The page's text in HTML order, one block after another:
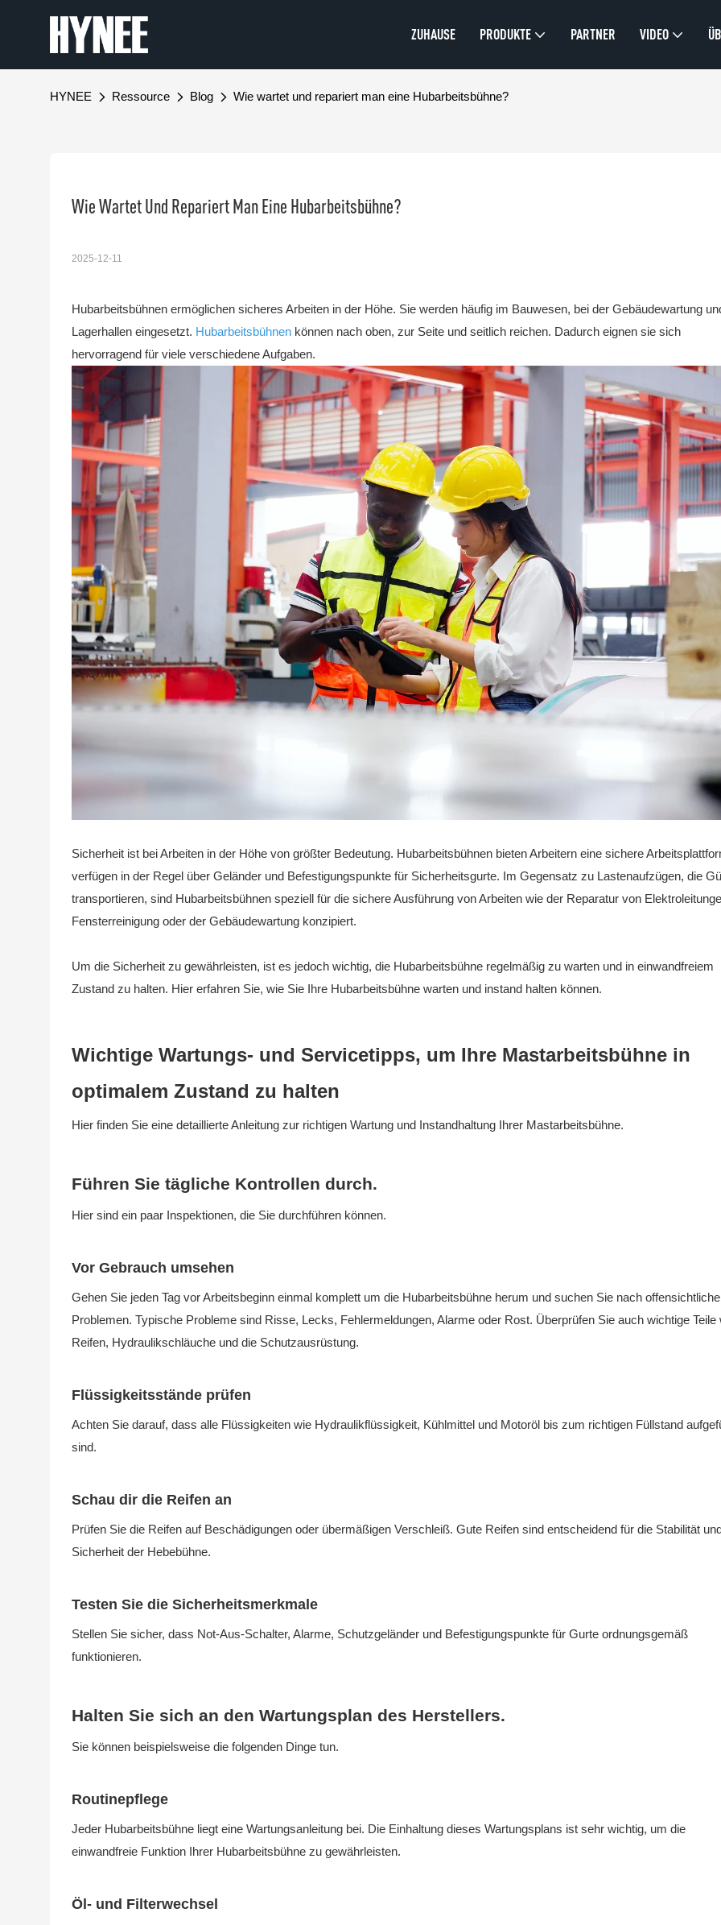
ZUHAUSE PRODUKTE PARTNER VIDEO
HYNEE Ressource Blog Wie wartet und repariert man eine Hubarbeitsbühne?
Wie Wartet Und Repariert Man Eine Hubarbeitsbühne?
2025-12-11
Hubarbeitsbühnen ermöglichen sicheres Arbeiten in der Höhe. Sie werden häufig im Bauwesen, bei der Gebäudewartung
Lagerhallen eingesetzt. Hubarbeitsbühnenkönnen nach oben, zur Seite und seitlich reichen. Dadurch eignen sie sich
hervorragend für viele verschiedene Aufgaben.
Sicherheit ist bei Arbeiten in der Höhe von größter Bedeutung. Hubarbeitsbühnen bieten Arbeitern eine sichere
verfügen in der Regel über Geländer und Befestigungspunkte für Sicherheitsgurte. Im Gegensatz zu Lastenaufzügen, die
transportieren, sind Hubarbeitsbühnen speziell für die sichere Ausführung von Arbeiten wie der Reparatur von
Fensterreinigung oder der Gebäudewartung konzipiert.
Um die Sicherheit zu gewährleisten, ist es jedoch wichtig, die Hubarbeitsbühne regelmäßig zu warten und in einwandfreiem
Zustand zu halten. Hier erfahren Sie, wie Sie Ihre Hubarbeitsbühne warten und instand halten können.
Wichtige Wartungs- und Servicetipps, um Ihre Mastarbeitsbühne in
optimalem Zustand zu halten
Hier finden Sie eine detaillierte Anleitung zur richtigen Wartung und Instandhaltung Ihrer Mastarbeitsbühne.
Führen Sie tägliche Kontrollen durch.
Hier sind ein paar Inspektionen, die Sie durchführen können.
Vor Gebrauch umsehen
Gehen Sie jeden Tag vor Arbeitsbeginn einmal komplett um die Hubarbeitsbühne herum und suchen Sie nach
Problemen. Typische Probleme sind Risse, Lecks, Fehlermeldungen, Alarme oder Rost. Überprüfen Sie auch wichtige Teile
Reifen, Hydraulikschläuche und die Schutzausrüstung.
Flüssigkeitsstände prüfen
Achten Sie darauf, dass alle Flüssigkeiten wie Hydraulikflüssigkeit, Kühlmittel und Motoröl bis zum richtigen Füllstand
sind.
Schau dir die Reifen an
Prüfen Sie die Reifen auf Beschädigungen oder übermäßigen Verschleiß. Gute Reifen sind entscheidend für die Stabilität
Sicherheit der Hebebühne.
Testen Sie die Sicherheitsmerkmale
Stellen Sie sicher, dass Not-Aus-Schalter, Alarme, Schutzgeländer und Befestigungspunkte für Gurte ordnungsgemäß
funktionieren.
Halten Sie sich an den Wartungsplan des Herstellers.
Sie können beispielsweise die folgenden Dinge tun.
Routinepflege
Jeder Hubarbeitsbühne liegt eine Wartungsanleitung bei. Die Einhaltung dieses Wartungsplans ist sehr wichtig, um die
einwandfreie Funktion Ihrer Hubarbeitsbühne zu gewährleisten.
Öl- und Filterwechsel